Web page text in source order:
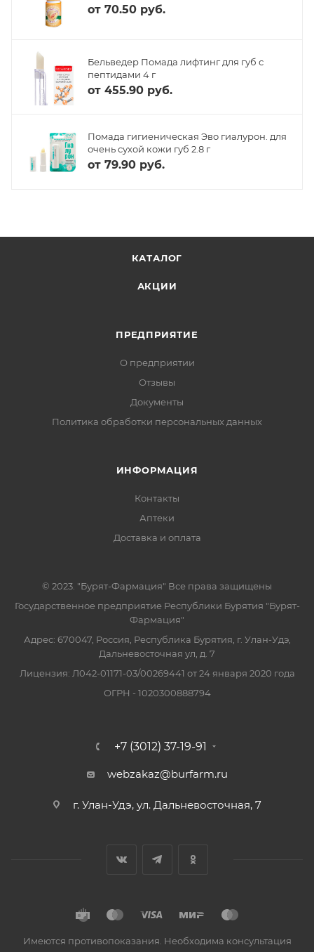
от 70.50 руб.
Бельведер Помада лифтинг для губ с
пептидами 4 г
от 455.90 руб.
Помада гигиеническая Эво гиалурон. для
очень сухой кожи губ 2.8 г
от 79.90 руб.
КАТАЛОГ
АКЦИИ
ПРЕДПРИЯТИЕ
О предприятии
Отзывы
Документы
Политика обработки персональных данных
ИНФОРМАЦИЯ
Контакты
Аптеки
Доставка и оплата
© 2023. "Бурят-Фармация" Все права защищены
Государственное предприятие Республики Бурятия "Бурят-
Фармация"
Адрес: 670047, Россия, Республика Бурятия, г. Улан-Удэ,
Дальневосточная ул, д. 7
Лицензия: Л042-01171-03/00269441 от 24 января 2020 года
ОГРН - 1020300888794
+7 (3012) 37-19-91
webzakaz@burfarm.ru
г. Улан-Удэ, ул. Дальневосточная, 7
Имеются противопоказания. Необходима консультация